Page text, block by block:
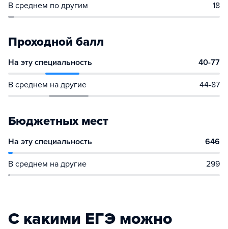
В среднем по другим 18
Проходной балл
На эту специальность 40-77
В среднем на другие 44-87
Бюджетных мест
На эту специальность 646
В среднем на другие 299
С какими ЕГЭ можно